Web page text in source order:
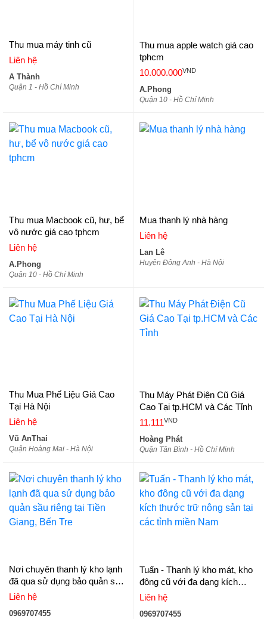
Thu mua máy tinh cũ
Liên hệ
A Thành
Quận 1 - Hồ Chí Minh
Thu mua apple watch giá cao
tphcm
10.000.000VND
A.Phong
Quận 10 - Hồ Chí Minh
Thu mua Macbook cũ, hư, bể
vô nước giá cao tphcm
Liên hệ
A.Phong
Quận 10 - Hồ Chí Minh
Mua thanh lý nhà hàng
Liên hệ
Lan Lê
Huyện Đông Anh - Hà Nội
Thu Mua Phế Liệu Giá Cao
Tại Hà Nội
Liên hệ
Vũ AnThai
Quận Hoàng Mai - Hà Nội
Thu Máy Phát Điện Cũ Giá
Cao Tại tp.HCM và Các Tỉnh
11.111VND
Hoàng Phát
Quận Tân Bình - Hồ Chí Minh
Nơi chuyên thanh lý kho lạnh
đã qua sử dụng bảo quản sầu
riêng tại Tiền Giang, Bến Tre
Liên hệ
0969707455
Tuấn - Thanh lý kho mát, kho
đông cũ với đa dạng kích
thước trữ nông sản tại các
Liên hệ
0969707455